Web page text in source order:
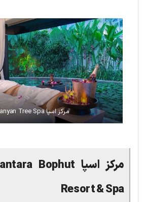
مرکز اسپا Banyan Tree Spa
مرکز اسپا Bophut
Resort & Spa